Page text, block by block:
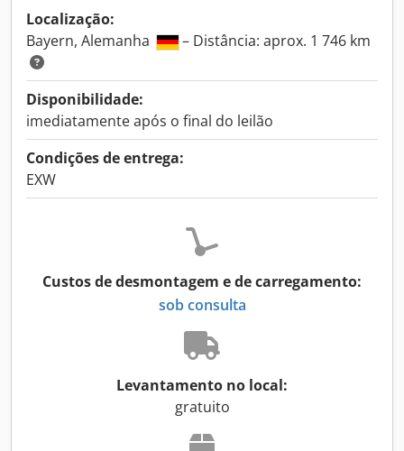
Localização:
Bayern, Alemanha
– Distância: aprox. 1 746 km
Disponibilidade:
imediatamente após o final do leilão
Condições de entrega:
EXW
Custos de desmontagem e de carregamento:
sob consulta
Levantamento no local:
gratuito